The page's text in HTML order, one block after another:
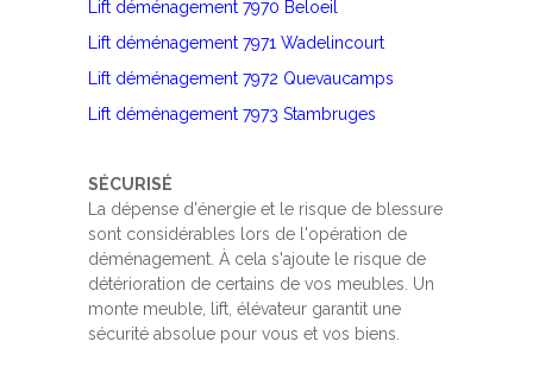
Lift déménagement 7970 Beloeil
Lift déménagement 7971 Wadelincourt
Lift déménagement 7972 Quevaucamps
Lift déménagement 7973 Stambruges
SÉCURISÉ
La dépense d'énergie et le risque de blessure
sont considérables lors de l'opération de
déménagement. À cela s'ajoute le risque de
détérioration de certains de vos meubles. Un
monte meuble, lift, élévateur garantit une
sécurité absolue pour vous et vos biens.